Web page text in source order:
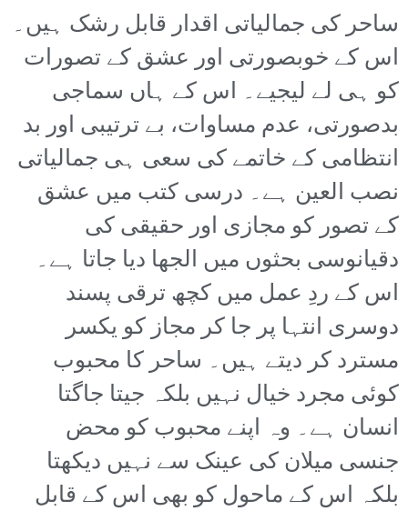
ساحر کی جمالیاتی اقدار قابل رشک ہیں۔
اس کے خوبصورتی اور عشق کے تصورات
کو ہی لے لیجیے۔ اس کے ہاں سماجی
بدصورتی، عدم مساوات، بے ترتیبی اور بد
انتظامی کے خاتمے کی سعی ہی جمالیاتی
نصب العین ہے۔ درسی کتب میں عشق
کے تصور کو مجازی اور حقیقی کی
دقیانوسی بحثوں میں الجھا دیا جاتا ہے۔
اس کے ردِ عمل میں کچھ ترقی پسند
دوسری انتہا پر جا کر مجاز کو یکسر
مسترد کر دیتے ہیں۔ ساحر کا محبوب
کوئی مجرد خیال نہیں بلکہ جیتا جاگتا
انسان ہے۔ وہ اپنے محبوب کو محض
جنسی میلان کی عینک سے نہیں دیکھتا
بلکہ اس کے ماحول کو بھی اس کے قابل